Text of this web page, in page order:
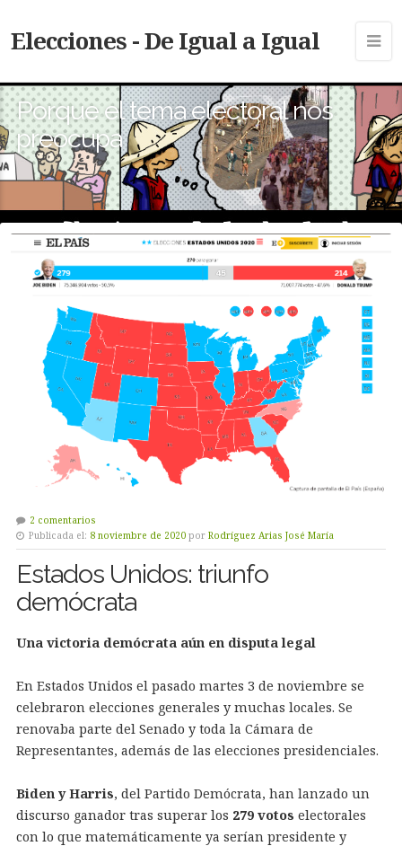
Elecciones - De Igual a Igual
Porque el tema electoral nos
preocupa
2 comentarios
Publicada el: 8 noviembre de 2020 por Rodríguez Arias José María
Estados Unidos: triunfo
demócrata
Una victoria demócrata aún en disputa legal
En Estados Unidos el pasado martes 3 de noviembre se
celebraron elecciones generales y muchas locales. Se
renovaba parte del Senado y toda la Cámara de
Representantes, además de las elecciones presidenciales.
Biden y Harris, del Partido Demócrata, han lanzado un
discurso ganador tras superar los 279 votos electorales
con lo que matemáticamente ya serían presidente y